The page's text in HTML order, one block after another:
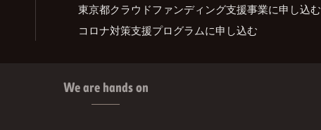
東京都クラウドファンディング支援事業に申し込む
コロナ対策支援プログラムに申し込む
We are hands on